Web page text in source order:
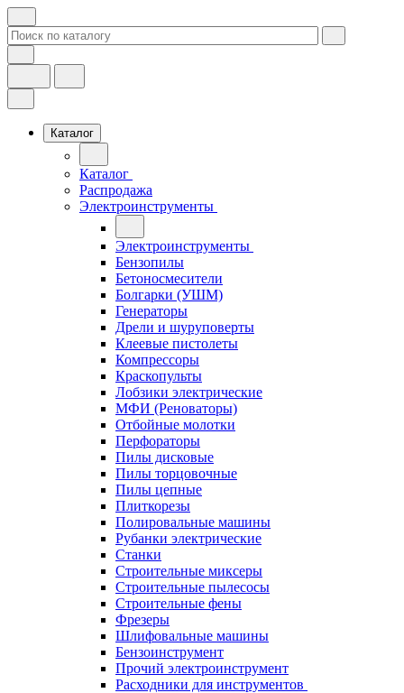
Каталог
Каталог
Распродажа
Электроинструменты
Электроинструменты
Бензопилы
Бетоносмесители
Болгарки (УШМ)
Генераторы
Дрели и шуруповерты
Клеевые пистолеты
Компрессоры
Краскопульты
Лобзики электрические
МФИ (Реноваторы)
Отбойные молотки
Перфораторы
Пилы дисковые
Пилы торцовочные
Пилы цепные
Плиткорезы
Полировальные машины
Рубанки электрические
Станки
Строительные миксеры
Строительные пылесосы
Строительные фены
Фрезеры
Шлифовальные машины
Бензоинструмент
Прочий электроинструмент
Расходники для инструментов